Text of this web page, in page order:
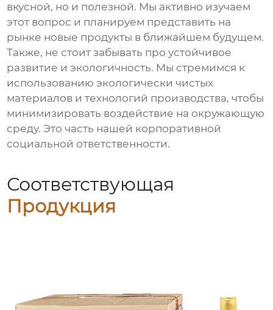
вкусной, но и полезной. Мы активно изучаем
этот вопрос и планируем представить на
рынке новые продукты в ближайшем будущем.
Также, не стоит забывать про устойчивое
развитие и экологичность. Мы стремимся к
использованию экологически чистых
материалов и технологий производства, чтобы
минимизировать воздействие на окружающую
среду. Это часть нашей корпоративной
социальной ответственности.
Соответствующая
Продукция